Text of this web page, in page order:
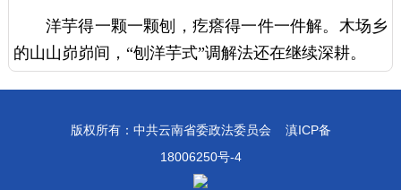
洋芋得一颗一颗刨，疙瘩得一件一件解。木场乡
的山山峁峁间，“刨洋芋式”调解法还在继续深耕。
版权所有：中共云南省委政法委员会 滇ICP备
18006250号-4